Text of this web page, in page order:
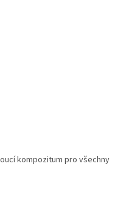
kompozitum pro všechny